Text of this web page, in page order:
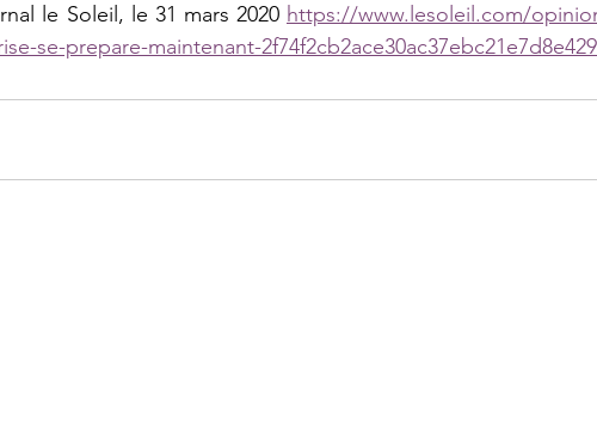
le Soleil, le 31 mars 2020 https://www.lesoleil.com/
se-prepare-maintenant-